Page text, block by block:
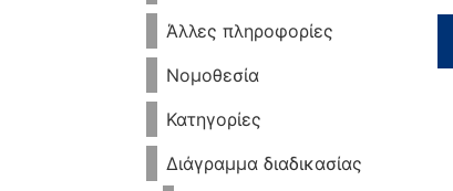
Άλλες πληροφορίες
Νομοθεσία
Κατηγορίες
Διάγραμμα διαδικασίας